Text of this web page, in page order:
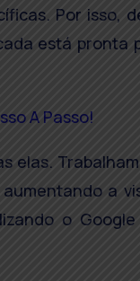
Por isso,
está pronta
A Passo!
a
o